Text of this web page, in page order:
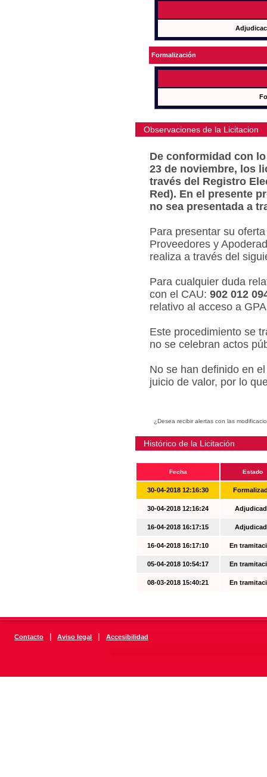
Formalización
Observaciones de la Licitacion
De conformidad con
23 de noviembre, los
través del Registro
Red). En el presente
no sea presentada a
Para presentar su
Proveedores y
realiza a través del
Para cualquier duda
con el CAU: 902 012
relativo al acceso a
Este procedimiento se
no se celebran actos
No se han definido en
juicio de valor, por lo
¿Desea recibir alertas con las
Histórico de la Licitación
Fecha Estado
30-04-2018 12:16:30
30-04-2018 12:16:24
16-04-2018 16:17:15
16-04-2018 16:17:10 En
05-04-2018 10:54:17 En
08-03-2018 15:40:21 En
Contacto | Aviso legal | Accesibilidad